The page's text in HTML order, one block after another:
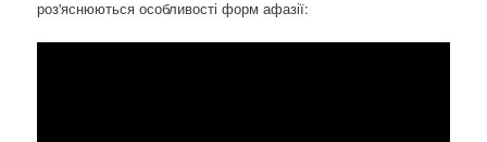
роз'яснюються особливості форм афазії: